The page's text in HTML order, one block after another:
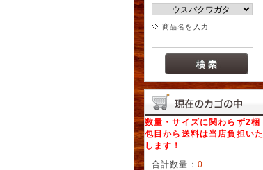
商品名を入力
数量・サイズに関わらず2梱
包目から送料は当店負担いた
します！
合計数量： 0